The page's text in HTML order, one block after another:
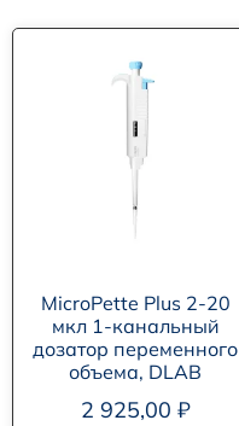
MicroPette Plus 2-20
мкл 1-канальный
дозатор переменного
объема, DLAB
2 925,00 ₽